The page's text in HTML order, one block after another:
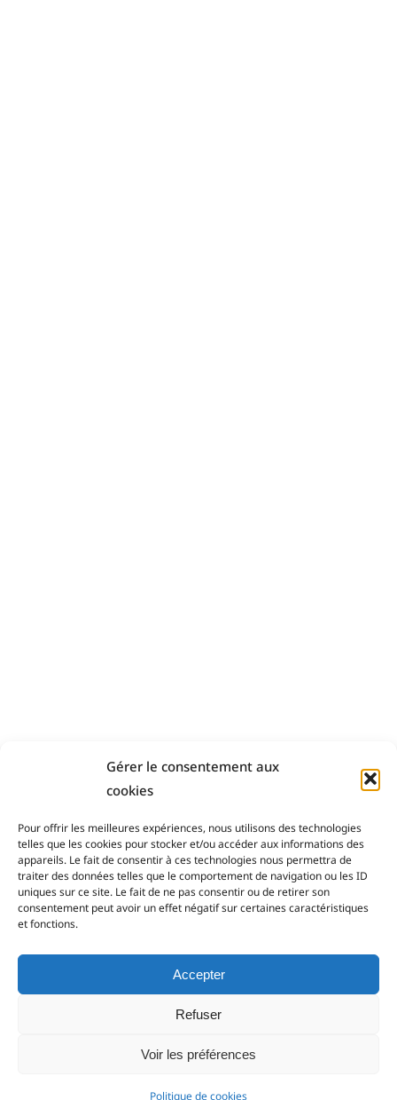
Gérer le consentement aux
cookies
Pour offrir les meilleures expériences, nous utilisons des technologies
telles que les cookies pour stocker et/ou accéder aux informations des
appareils. Le fait de consentir à ces technologies nous permettra de
traiter des données telles que le comportement de navigation ou les ID
uniques sur ce site. Le fait de ne pas consentir ou de retirer son
consentement peut avoir un effet négatif sur certaines caractéristiques
et fonctions.
Accepter
Refuser
Voir les préférences
Politique de cookies
Payement sécurisé
Support Client
Livraison sur toute la France